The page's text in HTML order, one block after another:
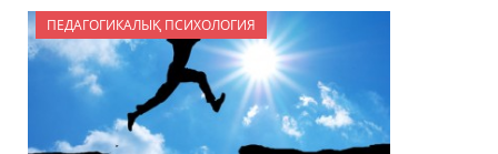
ПЕДАГОГИКАЛЫҚ ПСИХОЛОГИЯ